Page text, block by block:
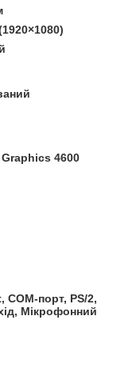
4600
COM-порт, PS/2,
Мікрофонний